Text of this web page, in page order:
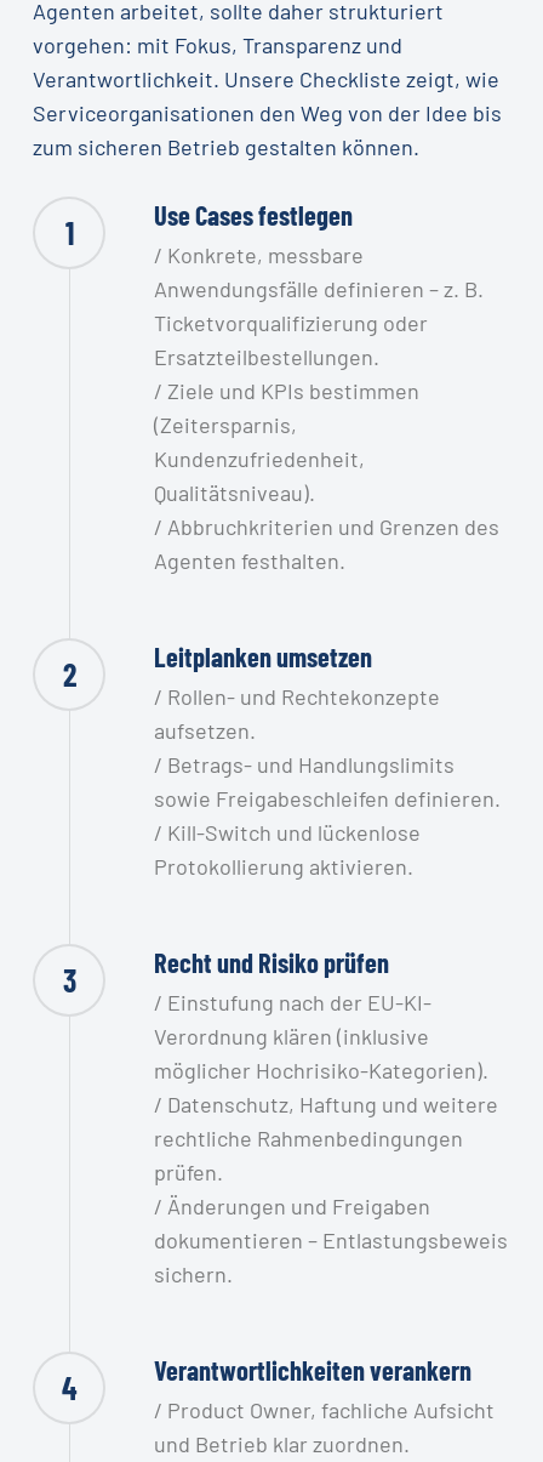
Agenten arbeitet, sollte daher strukturiert
vorgehen: mit Fokus, Transparenz und
Verantwortlichkeit. Unsere Checkliste zeigt, wie
Serviceorganisationen den Weg von der Idee bis
zum sicheren Betrieb gestalten können.
1 Use Cases festlegen
/ Konkrete, messbare
Anwendungsfälle definieren – z. B.
Ticketvorqualifizierung oder
Ersatzteilbestellungen.
/ Ziele und KPIs bestimmen
(Zeitersparnis,
Kundenzufriedenheit,
Qualitätsniveau).
/ Abbruchkriterien und Grenzen des
Agenten festhalten.
2 Leitplanken umsetzen
/ Rollen- und Rechtekonzepte
aufsetzen.
/ Betrags- und Handlungslimits
sowie Freigabeschleifen definieren.
/ Kill-Switch und lückenlose
Protokollierung aktivieren.
3 Recht und Risiko prüfen
/ Einstufung nach der EU-KI-
Verordnung klären (inklusive
möglicher Hochrisiko-Kategorien).
/ Datenschutz, Haftung und weitere
rechtliche Rahmenbedingungen
prüfen.
/ Änderungen und Freigaben
dokumentieren – Entlastungsbeweis
sichern.
4 Verantwortlichkeiten verankern
/ Product Owner, fachliche Aufsicht
und Betrieb klar zuordnen.